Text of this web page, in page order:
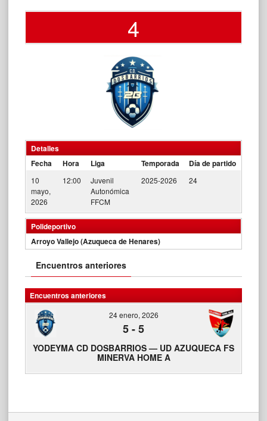
4
Detalles
Fecha
Hora Liga Temporada Día de partido
10
mayo,
2026
12:00
Juvenil
Autonómica
FFCM
2025-2026 24
Polideportivo
Arroyo Vallejo (Azuqueca de Henares)
Encuentros anteriores
Encuentros anteriores
24 enero, 2026
5-5
YODEYMA CD DOSBARRIOS — UD AZUQUECA FS
MINERVA HOME A